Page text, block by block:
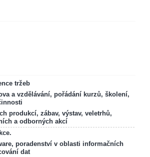
tržeb
a vzdělávání, pořádání kurzů, školení,
produkcí, zábav, výstav, veletrhů,
a odborných akcí
poradenství v oblasti informačních
dat